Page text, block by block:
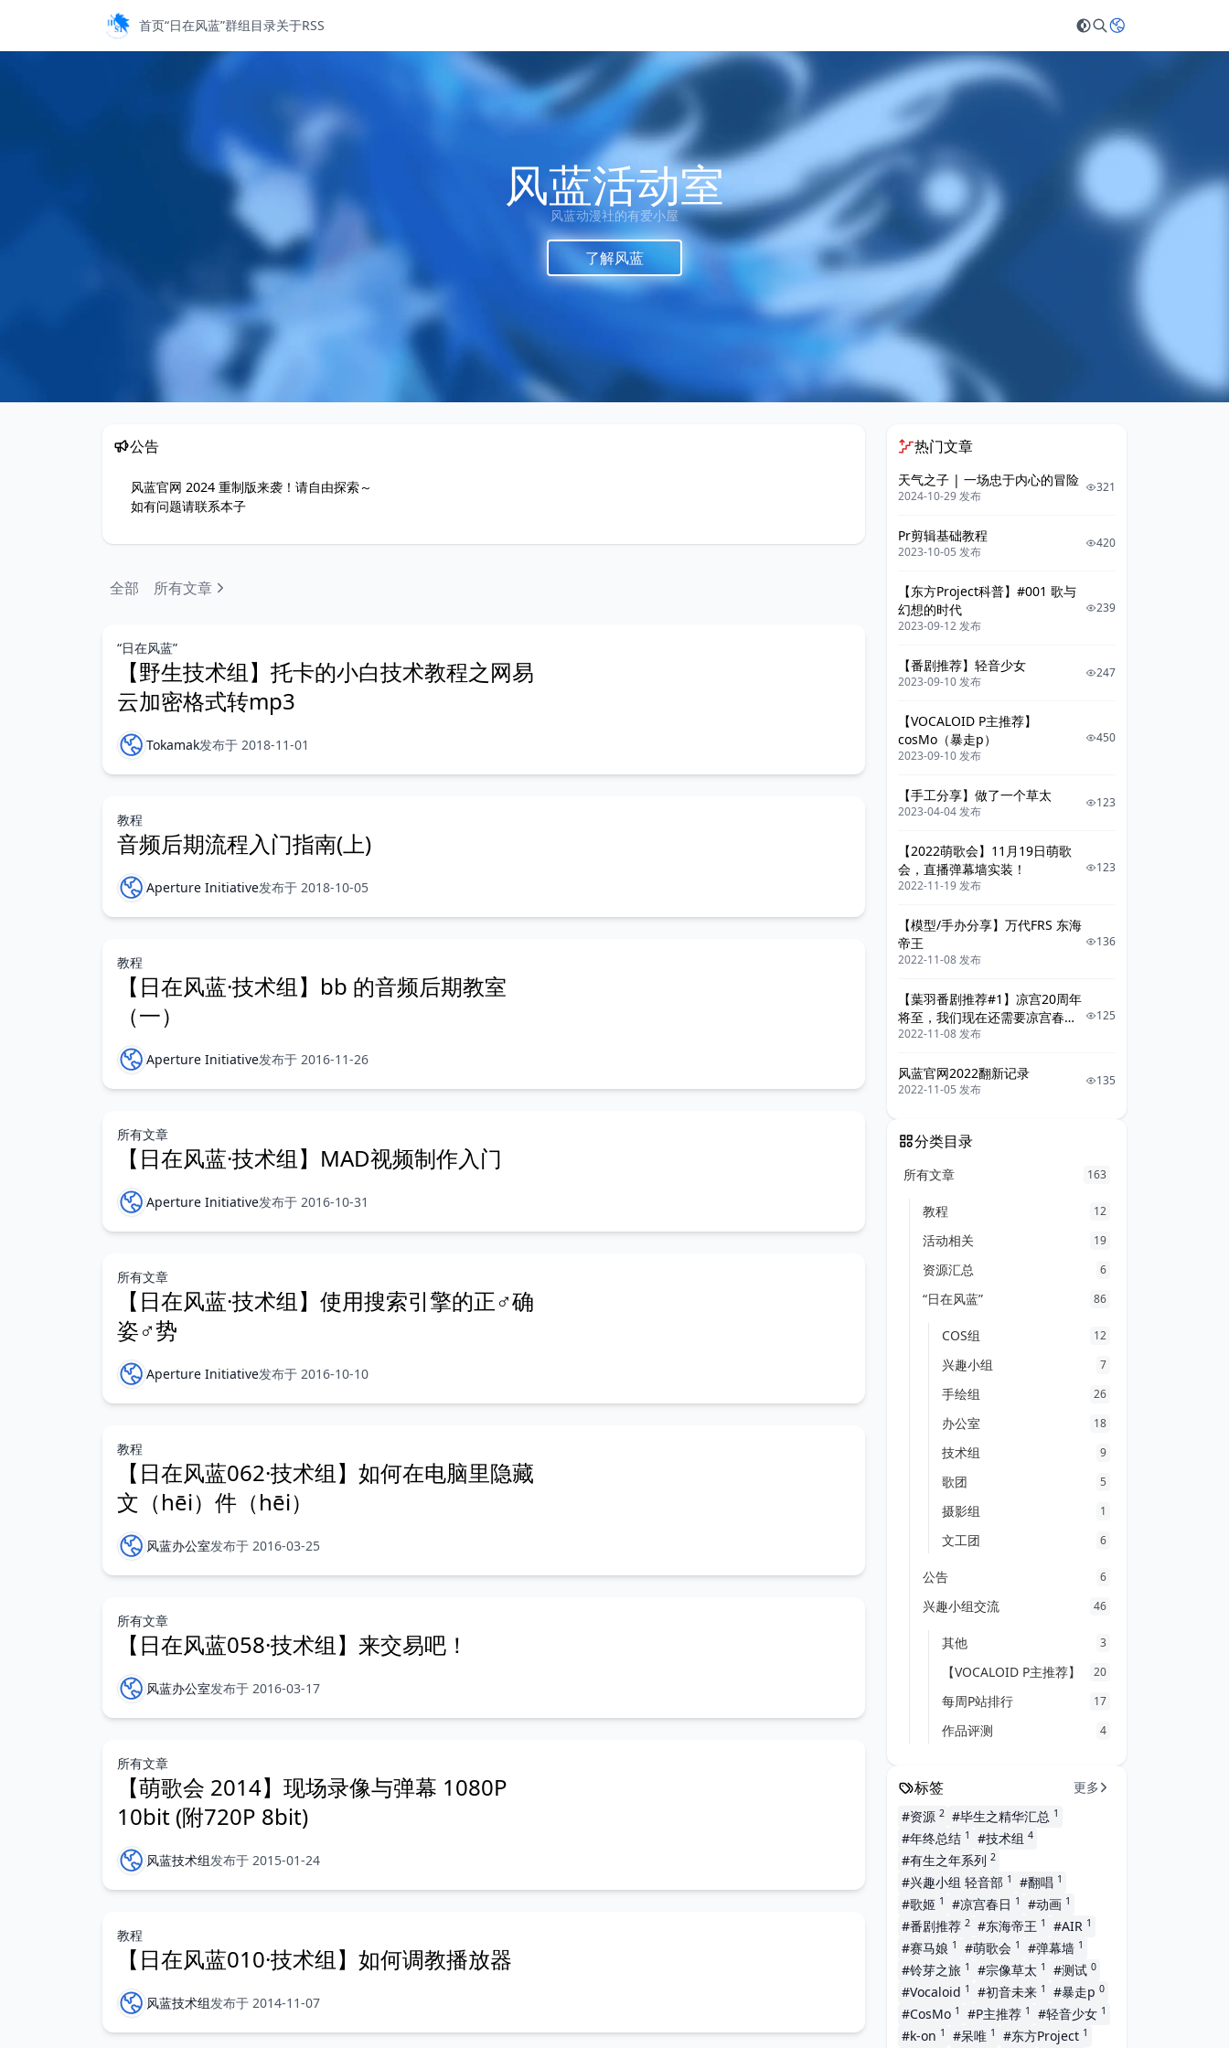
首页“日在风蓝”群组目录关于RSS
风蓝活动室
风蓝动漫社的有爱小屋
了解风蓝
公告
风蓝官网 2024 重制版来袭！请自由探索～
如有问题请联系本子
全部 所有文章
“日在风蓝”
【野生技术组】托卡的小白技术教程之网易
云加密格式转mp3
Tokamak发布于 2018-11-01
教程
音频后期流程入门指南(上)
Aperture Initiative发布于 2018-10-05
教程
【日在风蓝·技术组】bb 的音频后期教室
（一）
Aperture Initiative发布于 2016-11-26
所有文章
【日在风蓝·技术组】MAD视频制作入门
Aperture Initiative发布于 2016-10-31
所有文章
【日在风蓝·技术组】使用搜索引擎的正♂确
姿♂势
Aperture Initiative发布于 2016-10-10
教程
【日在风蓝062·技术组】如何在电脑里隐藏
文（hēi）件（hēi）
风蓝办公室发布于 2016-03-25
所有文章
【日在风蓝058·技术组】来交易吧！
风蓝办公室发布于 2016-03-17
所有文章
【萌歌会 2014】现场录像与弹幕 1080P
10bit (附720P 8bit)
风蓝技术组发布于 2015-01-24
教程
【日在风蓝010·技术组】如何调教播放器
风蓝技术组发布于 2014-11-07
热门文章
天气之子 | 一场忠于内心的冒险
2024-10-29 发布
321
Pr剪辑基础教程
2023-10-05 发布
420
【东方Project科普】#001 歌与
幻想的时代
2023-09-12 发布
239
【番剧推荐】轻音少女
2023-09-10 发布
247
【VOCALOID P主推荐】
cosMo（暴走p）
2023-09-10 发布
450
【手工分享】做了一个草太
2023-04-04 发布
123
【2022萌歌会】11月19日萌歌
会，直播弹幕墙实装！
2022-11-19 发布
123
【模型/手办分享】万代FRS 东海
帝王
2022-11-08 发布
136
【葉羽番剧推荐#1】凉宫20周年
将至，我们现在还需要凉宫春日
系列吗
2022-11-08 发布
125
风蓝官网2022翻新记录
2022-11-05 发布
135
分类目录
所有文章 163
教程 12
活动相关 19
资源汇总 6
“日在风蓝” 86
COS组 12
兴趣小组 7
手绘组 26
办公室 18
技术组 9
歌团 5
摄影组 1
文工团 6
公告 6
兴趣小组交流 46
其他 3
【VOCALOID P主推荐】 20
每周P站排行 17
作品评测 4
标签
更多
#资源 2 #毕生之精华汇总 1
#年终总结 1 #技术组 4
#有生之年系列 2
#兴趣小组 轻音部 1 #翻唱 1
#歌姬 1 #凉宫春日 1 #动画 1
#番剧推荐 2 #东海帝王 1 #AIR 1
#赛马娘 1 #萌歌会 1 #弹幕墙 1
#铃芽之旅 1 #宗像草太 1 #测试 0
#Vocaloid 1 #初音未来 1 #暴走p 0
#CosMo 1 #P主推荐 1 #轻音少女 1
#k-on 1 #呆唯 1 #东方Project 1